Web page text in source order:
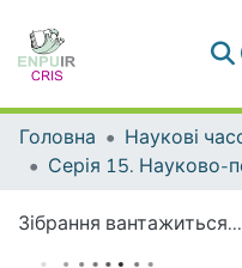
Головна
Зібрання вантажиться...